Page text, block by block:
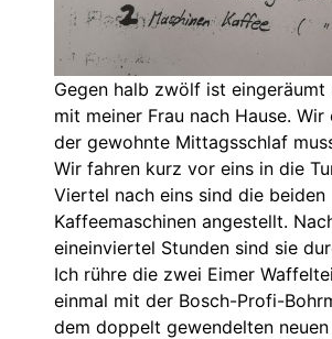
Gegen halb zwölf ist eingeräumt
mit meiner Frau nach Hause. Wir
der gewohnte Mittagsschlaf
Wir fahren kurz vor eins in die
Viertel nach eins sind die beiden
Kaffeemaschinen angestellt.
eineinviertel Stunden sind sie
Ich rühre die zwei Eimer
einmal mit der Bosch-Profi-
dem doppelt gewendelten